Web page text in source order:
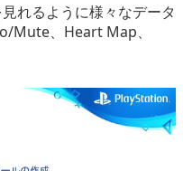
れるように様々なデータ
Mute、Heart Map、